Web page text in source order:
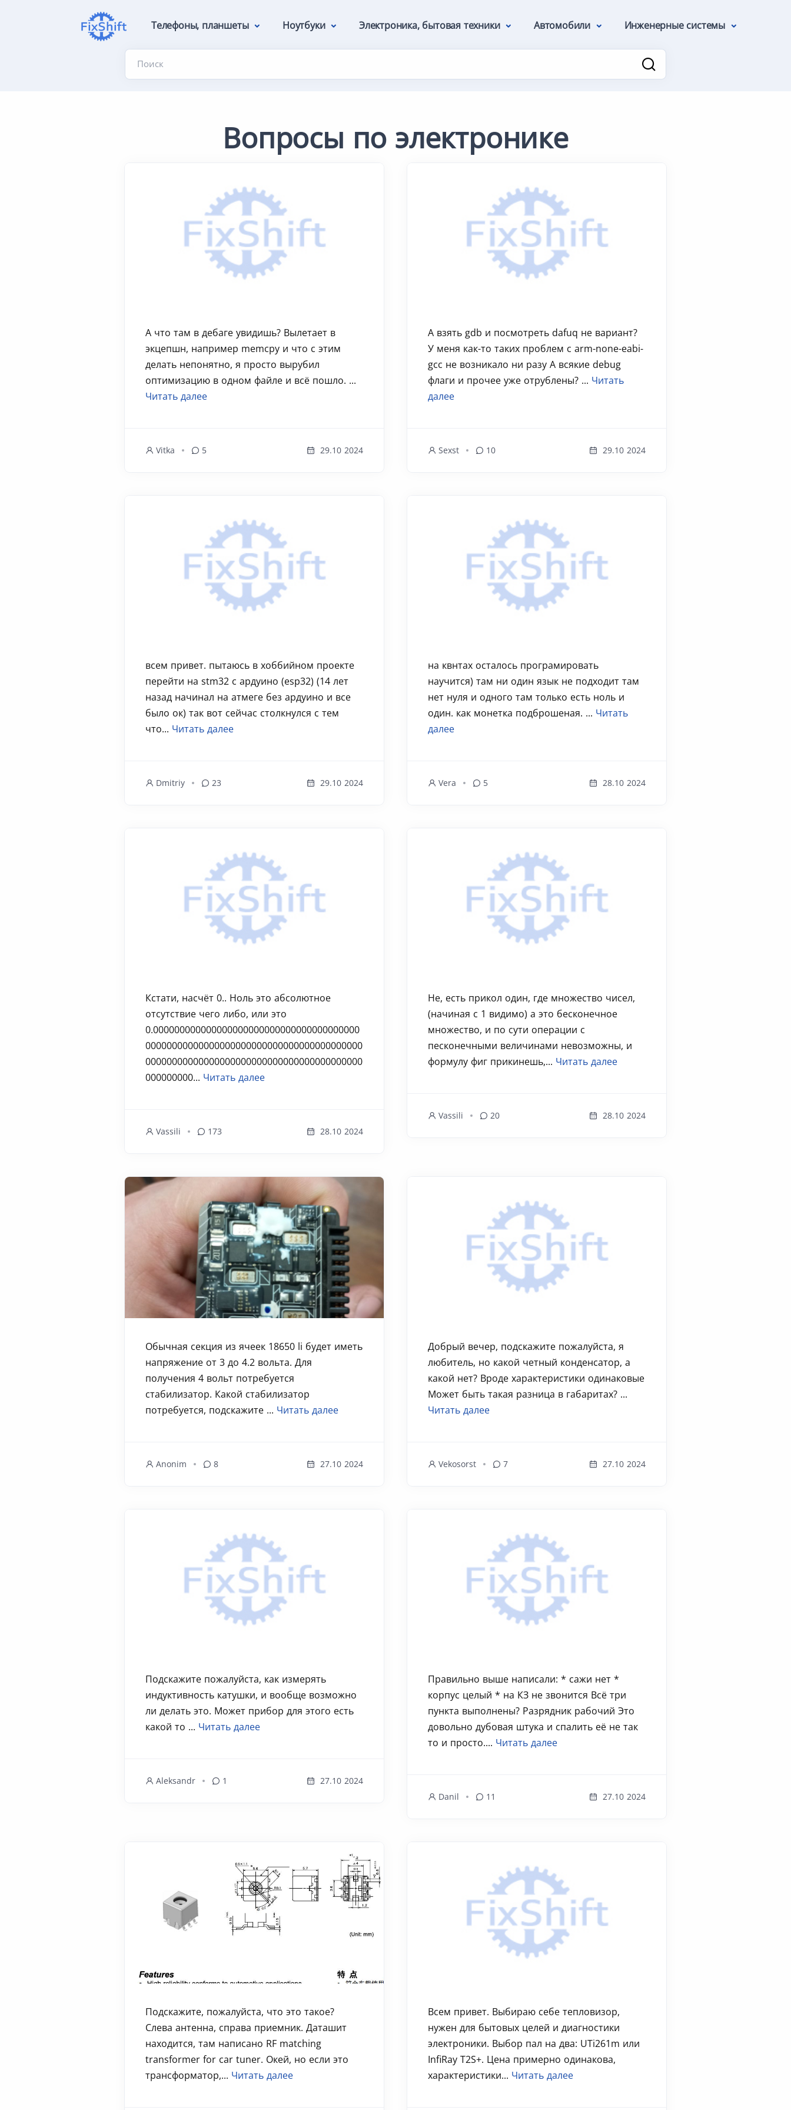
Телефоны, планшеты Ноутбуки Электроника, бытовая техники Автомобили Инженерные системы
Поиск
Вопросы по электронике
А что там в дебаге увидишь? Вылетает в
экцепшн, например memcpy и что с этим
делать непонятно, я просто вырубил
оптимизацию в одном файле и всё пошло. ...
Читать далее
Vitka 5 29.10 2024
А взять gdb и посмотреть dafuq не вариант?
У меня как-то таких проблем с arm-none-eabi-
gcc не возникало ни разу А всякие debug
флаги и прочее уже отрублены? ... Читать
далее
Sexst 10 29.10 2024
всем привет. пытаюсь в хоббийном проекте
перейти на stm32 с ардуино (esp32) (14 лет
назад начинал на атмеге без ардуино и все
было ок) так вот сейчас столкнулся с тем
что... Читать далее
Dmitriy 23 29.10 2024
на квнтах осталось програмировать
научится) там ни один язык не подходит там
нет нуля и одного там только есть ноль и
один. как монетка подброшеная. ... Читать
далее
Vera 5 28.10 2024
Кстати, насчёт 0.. Ноль это абсолютное
отсутствие чего либо, или это
0.000000000000000000000000000000000000000
00000000000000000000000000000000000000000
00000000000000000000000000000000000000000
000000000... Читать далее
Vassili 173 28.10 2024
Не, есть прикол один, где множество чисел,
(начиная с 1 видимо) а это бесконечное
множество, и по сути операции с
песконечными величинами невозможны, и
формулу фиг прикинешь,... Читать далее
Vassili 20 28.10 2024
Обычная секция из ячеек 18650 li будет иметь
напряжение от 3 до 4.2 вольта. Для
получения 4 вольт потребуется
стабилизатор. Какой стабилизатор
потребуется, подскажите ... Читать далее
Anonim 8 27.10 2024
Добрый вечер, подскажите пожалуйста, я
любитель, но какой четный конденсатор, а
какой нет? Вроде характеристики одинаковые
Может быть такая разница в габаритах? ...
Читать далее
Vekosorst 7 27.10 2024
Подскажите пожалуйста, как измерять
индуктивность катушки, и вообще возможно
ли делать это. Может прибор для этого есть
какой то ... Читать далее
Aleksandr 1 27.10 2024
Правильно выше написали: * сажи нет *
корпус целый * на КЗ не звонится Всё три
пункта выполнены? Разрядник рабочий Это
довольно дубовая штука и спалить её не так
то и просто.... Читать далее
Danil 11 27.10 2024
Подскажите, пожалуйста, что это такое?
Слева антенна, справа приемник. Даташит
находится, там написано RF matching
transformer for car tuner. Окей, но если это
трансформатор,... Читать далее
Всем привет. Выбираю себе тепловизор,
нужен для бытовых целей и диагностики
электроники. Выбор пал на два: UTi261m или
InfiRay T2S+. Цена примерно одинакова,
характеристики... Читать далее